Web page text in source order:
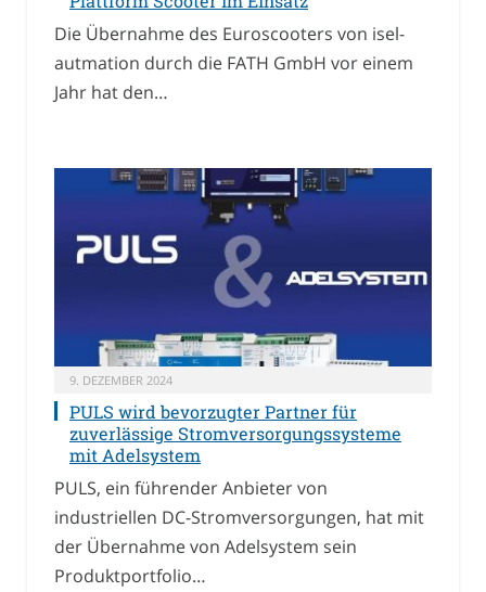
Die Übernahme des Euroscooters von isel-
autmation durch die FATH GmbH vor einem
Jahr hat den…
9. DEZEMBER 2024
PULS wird bevorzugter Partner für
zuverlässige Stromversorgungssysteme
mit Adelsystem
PULS, ein führender Anbieter von
industriellen DC-Stromversorgungen, hat mit
der Übernahme von Adelsystem sein
Produktportfolio…